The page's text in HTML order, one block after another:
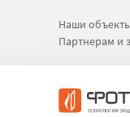
Наши
Партнерам и